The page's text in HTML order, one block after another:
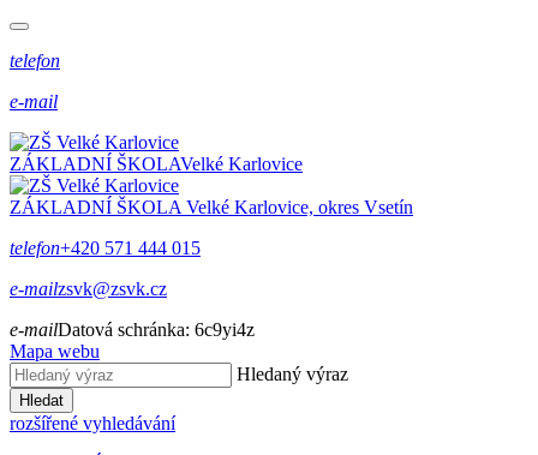
telefon
e-mail
ZÁKLADNÍ ŠKOLAVelké Karlovice
ZÁKLADNÍ ŠKOLA Velké Karlovice, okres Vsetín
telefon+420 571 444 015
e-mailzsvk@zsvk.cz
e-mailDatová schránka: 6c9yi4z
Mapa webu
Hledaný výraz
Hledat
rozšířené vyhledávání